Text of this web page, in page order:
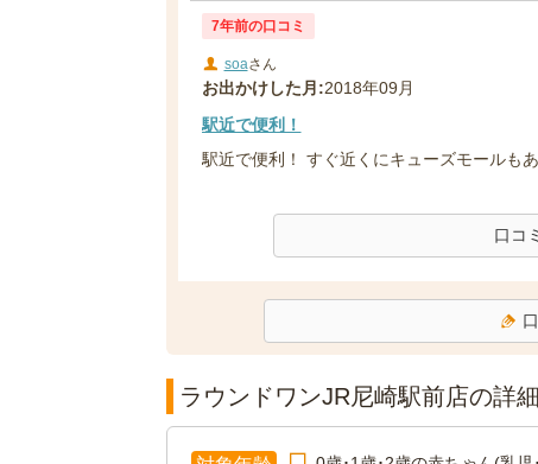
7年前の口コミ
soaさん
お出かけした月:2018年09月
駅近で便利！
駅近で便利！ すぐ近くにキューズモールも
口コ
ラウンドワンJR尼崎駅前店の詳